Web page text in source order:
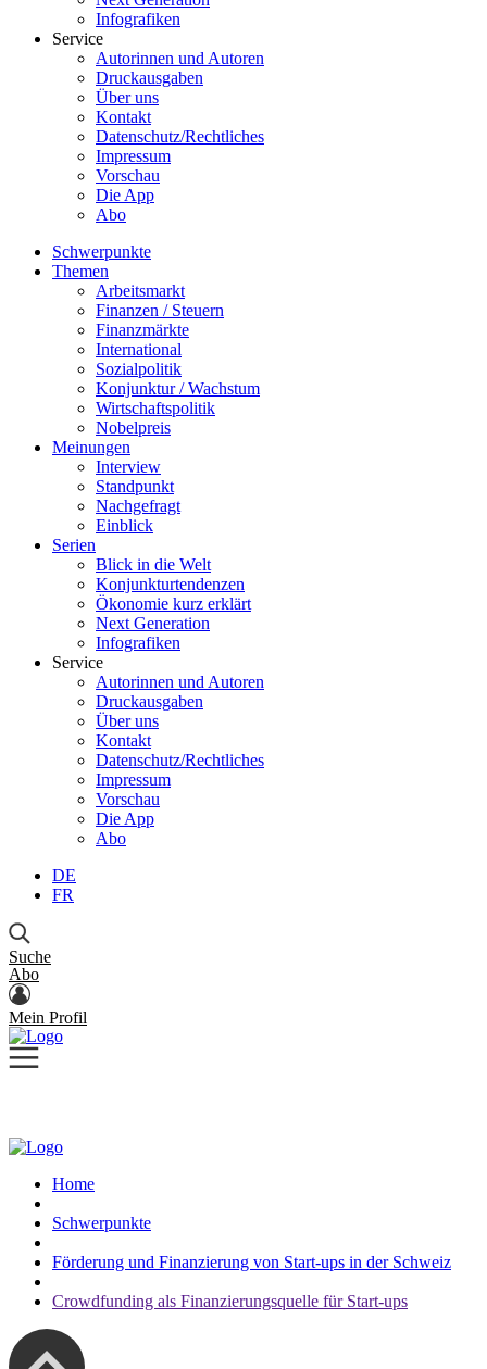
Infografiken
Service
Autorinnen und Autoren
Druckausgaben
Über uns
Kontakt
Datenschutz/Rechtliches
Impressum
Vorschau
Die App
Abo
Schwerpunkte
Themen
Arbeitsmarkt
Finanzen / Steuern
Finanzmärkte
International
Sozialpolitik
Konjunktur / Wachstum
Wirtschaftspolitik
Nobelpreis
Meinungen
Interview
Standpunkt
Nachgefragt
Einblick
Serien
Blick in die Welt
Konjunkturtendenzen
Ökonomie kurz erklärt
Next Generation
Infografiken
Service
Autorinnen und Autoren
Druckausgaben
Über uns
Kontakt
Datenschutz/Rechtliches
Impressum
Vorschau
Die App
Abo
DE
FR
Suche
Abo
Mein Profil
Home
Schwerpunkte
Förderung und Finanzierung von Start-ups in der Schweiz
Crowdfunding als Finanzierungsquelle für Start-ups